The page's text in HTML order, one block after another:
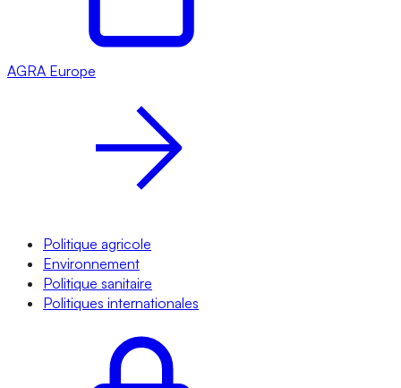
AGRA Europe
Politique agricole
Environnement
Politique sanitaire
Politiques internationales